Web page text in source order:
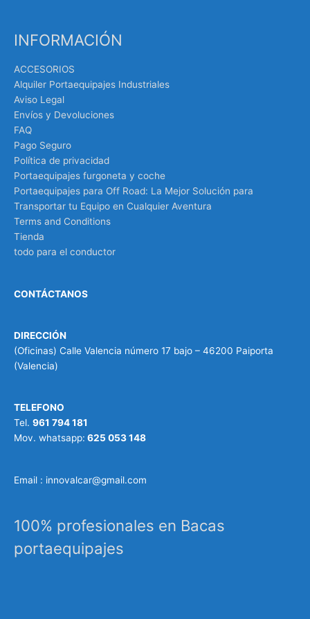
INFORMACIÓN
ACCESORIOS
Alquiler Portaequipajes Industriales
Aviso Legal
Envíos y Devoluciones
FAQ
Pago Seguro
Política de privacidad
Portaequipajes furgoneta y coche
Portaequipajes para Off Road: La Mejor Solución para
Transportar tu Equipo en Cualquier Aventura
Terms and Conditions
Tienda
todo para el conductor
CONTÁCTANOS
DIRECCIÓN
(Oficinas) Calle Valencia número 17 bajo – 46200 Paiporta
(Valencia)
TELEFONO
Tel. 961 794 181
Mov. whatsapp: 625 053 148
Email : innovalcar@gmail.com
100% profesionales en Bacas
portaequipajes